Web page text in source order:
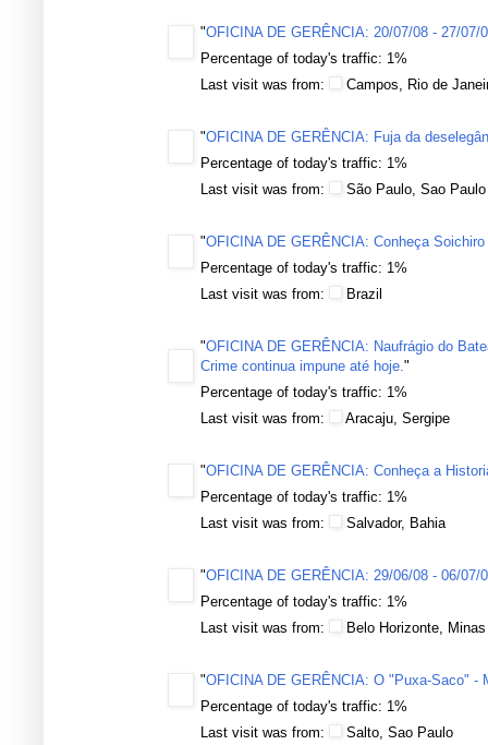
"OFICINA DE GERÊNCIA: 20/07/08 - 27/07/
Percentage of today's traffic: 1%
Last visit was from:
Campos, Rio de
"OFICINA DE GERÊNCIA: Fuja da
Percentage of today's traffic: 1%
Last visit was from:
São Paulo, Sao Paulo
"OFICINA DE GERÊNCIA: Conheça
Percentage of today's traffic: 1%
Last visit was from:
Brazil
"OFICINA DE GERÊNCIA: Naufrágio do
Crime continua impune até hoje. "
Percentage of today's traffic: 1%
Last visit was from:
Aracaju, Sergipe
"OFICINA DE GERÊNCIA: Conheça a
Percentage of today's traffic: 1%
Last visit was from:
Salvador, Bahia
"OFICINA DE GERÊNCIA: 29/06/08 - 06/07/
Percentage of today's traffic: 1%
Last visit was from:
Belo Horizonte,
"OFICINA DE GERÊNCIA: O "Puxa-Saco" -
Percentage of today's traffic: 1%
Last visit was from:
Salto, Sao Paulo